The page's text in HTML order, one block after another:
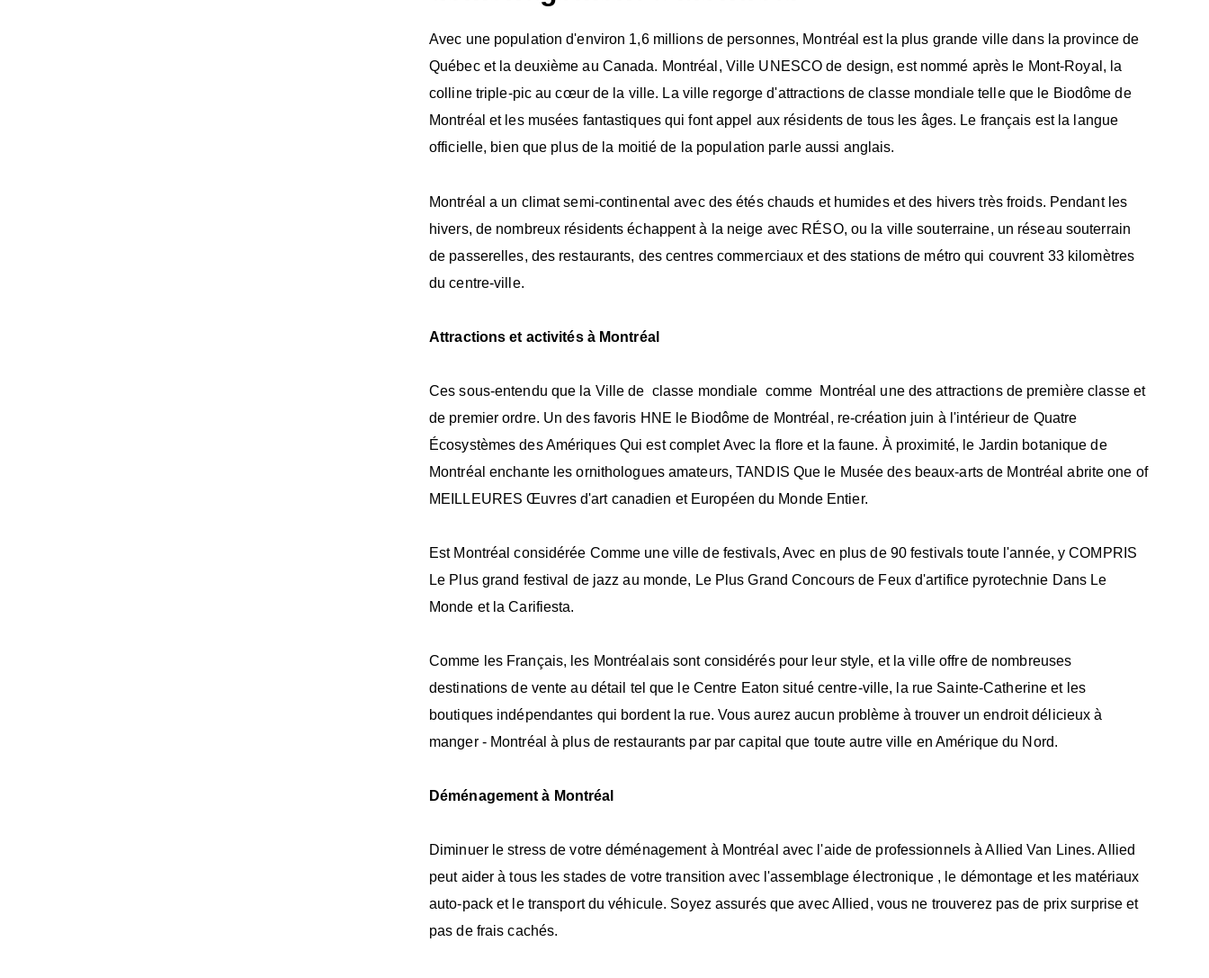
Avec une population d'environ 1,6 millions de personnes, Montréal est la plus grande ville dans la province de
Québec et la deuxième au Canada. Montréal, Ville UNESCO de design, est nommé après le Mont-Royal, la
colline triple-pic au cœur de la ville. La ville regorge d'attractions de classe mondiale telle que le Biodôme de
Montréal et les musées fantastiques qui font appel aux résidents de tous les âges. Le français est la langue
officielle, bien que plus de la moitié de la population parle aussi anglais.
Montréal a un climat semi-continental avec des étés chauds et humides et des hivers très froids. Pendant les
hivers, de nombreux résidents échappent à la neige avec RÉSO, ou la ville souterraine, un réseau souterrain
de passerelles, des restaurants, des centres commerciaux et des stations de métro qui couvrent 33 kilomètres
du centre-ville.
Attractions et activités à Montréal
Ces sous-entendu que la Ville de classe mondiale comme Montréal une des attractions de première classe et
de premier ordre. Un des favoris HNE le Biodôme de Montréal, re-création juin à l'intérieur de Quatre
Écosystèmes des Amériques Qui est complet Avec la flore et la faune. À proximité, le Jardin botanique de
Montréal enchante les ornithologues amateurs, TANDIS Que le Musée des beaux-arts de Montréal abrite one of
MEILLEURES Œuvres d'art canadien et Européen du Monde Entier.
Est Montréal considérée Comme une ville de festivals, Avec en plus de 90 festivals toute l'année, y COMPRIS
Le Plus grand festival de jazz au monde, Le Plus Grand Concours de Feux d'artifice pyrotechnie Dans Le
Monde et la Carifiesta.
Comme les Français, les Montréalais sont considérés pour leur style, et la ville offre de nombreuses
destinations de vente au détail tel que le Centre Eaton situé centre-ville, la rue Sainte-Catherine et les
boutiques indépendantes qui bordent la rue. Vous aurez aucun problème à trouver un endroit délicieux à
manger - Montréal à plus de restaurants par par capital que toute autre ville en Amérique du Nord.
Déménagement à Montréal
Diminuer le stress de votre déménagement à Montréal avec l'aide de professionnels à Allied Van Lines. Allied
peut aider à tous les stades de votre transition avec l'assemblage électronique , le démontage et les matériaux
auto-pack et le transport du véhicule. Soyez assurés que avec Allied, vous ne trouverez pas de prix surprise et
pas de frais cachés.